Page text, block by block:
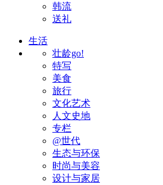
韩流
送礼
生活
壮龄go!
特写
美食
旅行
文化艺术
人文史地
专栏
@世代
生态与环保
时尚与美容
设计与家居